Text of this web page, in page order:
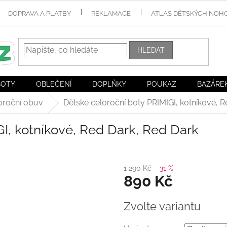
DOPRAVA A PLATBY REKLAMACE ATLAS DĚTSKÝCH
HLEDAT
OBLEČENÍ DOPLŇKY POUKAZ
obuv Dětské celoroční boty PRIMIGI, kotníkové,
kotníkové, Red Dark, Red Dark
1 290 Kč –31 %
890 Kč
cena:
Zvolte variantu